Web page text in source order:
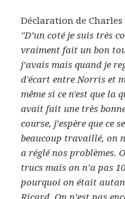
Déclaration de
"D’un coté je suis très
vraiment fait un bon
j’avais mais quand je
d'écart entre Norris et
même si ce n'est que la
avait fait une très
course, j’espère que ce
beaucoup travaillé, on
a réglé nos problèmes.
trucs mais on n’a pas
pourquoi on était
Ricard. On n’est pas